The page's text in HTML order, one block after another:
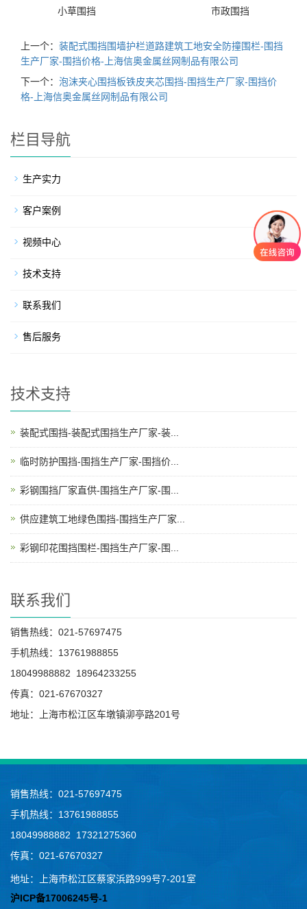
小草围挡 市政围挡
上一个： 装配式围挡围墙护栏道路建筑工地安全防撞围栏-围挡
生产厂家-围挡价格-上海信奥金属丝网制品有限公司
下一个： 泡沫夹心围挡板铁皮夹芯围挡-围挡生产厂家-围挡价
格-上海信奥金属丝网制品有限公司
栏目导航
生产实力
客户案例
视频中心
技术支持
联系我们
售后服务
技术支持
装配式围挡-装配式围挡生产厂家-装...
临时防护围挡-围挡生产厂家-围挡价...
彩钢围挡厂家直供-围挡生产厂家-围...
供应建筑工地绿色围挡-围挡生产厂家...
彩钢印花围挡围栏-围挡生产厂家-围...
联系我们
销售热线：021-57697475
手机热线：13761988855
18049988882 18964233255
传真：021-67670327
地址：上海市松江区车墩镇泖亭路201号
销售热线：021-57697475
手机热线：13761988855
18049988882 17321275360
传真：021-67670327
地址：上海市松江区蔡家浜路999号7-201室
沪ICP备17006245号-1